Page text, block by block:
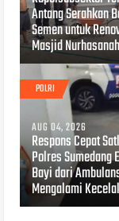
Antang Serahkan
Semen untuk
Masjid Nurhasanah
POLRI
AUG 04, 2026
Respons Cepat
Polres Sumedang
Bayi dari
Mengalami